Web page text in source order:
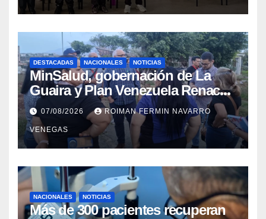
DESTACADAS NACIONALES NOTICIAS
MinSalud, gobernación de La
Guaira y Plan Venezuela Renace
iniciaron la rehabilitación integral
del Centro Psicofamiliar El Niño y
el Mar
07/08/2026 ROIMAN FERMIN NAVARRO
VENEGAS
NACIONALES NOTICIAS
Más de 300 pacientes recuperan